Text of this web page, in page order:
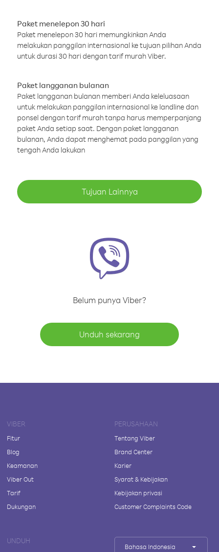
Paket menelepon 30 hari
Paket menelepon 30 hari memungkinkan Anda
melakukan panggilan internasional ke tujuan pilihan Anda
untuk durasi 30 hari dengan tarif murah Viber.
Paket langganan bulanan
Paket langganan bulanan memberi Anda keleluasaan
untuk melakukan panggilan internasional ke landline dan
ponsel dengan tarif murah tanpa harus memperpanjang
paket Anda setiap saat. Dengan paket langganan
bulanan, Anda dapat menghemat pada panggilan yang
tengah Anda lakukan
Tujuan Lainnya
Belum punya Viber?
Unduh sekarang
VIBER
Fitur
Blog
Keamanan
Viber Out
Tarif
Dukungan
PERUSAHAAN
Tentang Viber
Brand Center
Karier
Syarat & Kebijakan
Kebijakan privasi
Customer Complaints Code
UNDUH
Bahasa Indonesia